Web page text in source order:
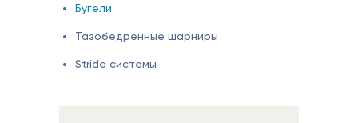
Бугели
Тазобедренные шарниры
Stride системы